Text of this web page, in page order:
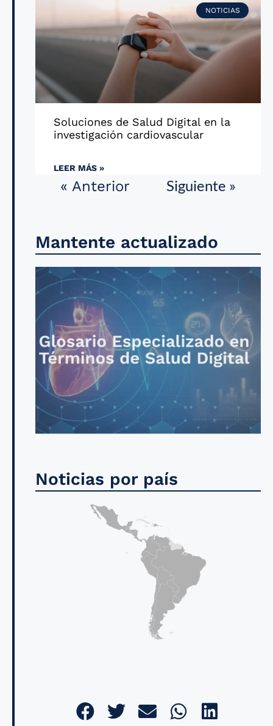
NOTICIAS
Soluciones de Salud Digital en la
investigación cardiovascular
LEER MÁS »
« Anterior Siguiente »
Mantente actualizado
Noticias por país